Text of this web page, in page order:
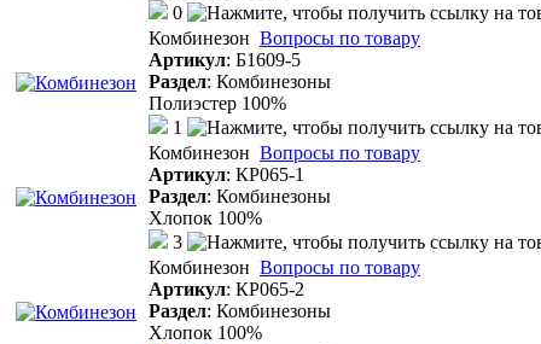
0
Комбинезон Вопросы по товару
Артикул: Б1609-5
Раздел: Комбинезоны
Полиэстер 100%
1
Комбинезон Вопросы по товару
Артикул: КР065-1
Раздел: Комбинезоны
Хлопок 100%
3
Комбинезон Вопросы по товару
Артикул: КР065-2
Раздел: Комбинезоны
Хлопок 100%